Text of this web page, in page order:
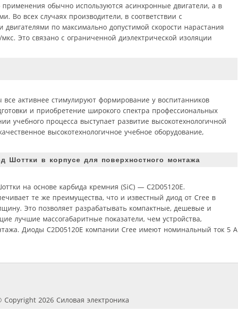
обычно используются асинхронные двигатели, а в
Во всех случаях производители, в соответствии с
по максимально допустимой скорости нарастания
Это связано с ограниченной диэлектрической изоляции
активнее стимулируют формирование у воспитанников
и приобретение широкого спектра профессиональных
процесса выступает развитие высокотехнологичной
высокотехнологичное учебное оборудование,
в корпусе для поверхностного монтажа
на основе карбида кремния (SiC) — C2D05120E.
те же преимущества, что и известный диод от Cree в
Это позволяет разрабатывать компактные, дешевые и
лучшие массогабаритные показатели, чем устройства,
Диоды C2D05120E компании Cree имеют номинальный ток 5 A
Copyright 2026 Силовая электроника